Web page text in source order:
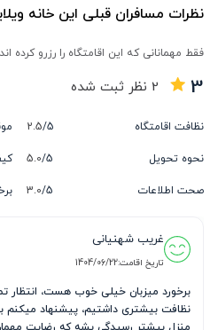
نظرات مسافران قبلی این خانه
فقط مهمانانی که این اقامتگاه را رزرو کرده
3
2 نظر ثبت شده
نظافت اقامتگاه 5/
2.5
نحوه تحویل
5/
5.0
صحت اطلاعات
5/
3.0
غریب شهنیانی
تاریخ اقامت:1404/06/22